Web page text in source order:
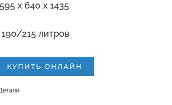
595 x 640 x 1435
190/215 литров
КУПИТЬ ОНЛАЙН